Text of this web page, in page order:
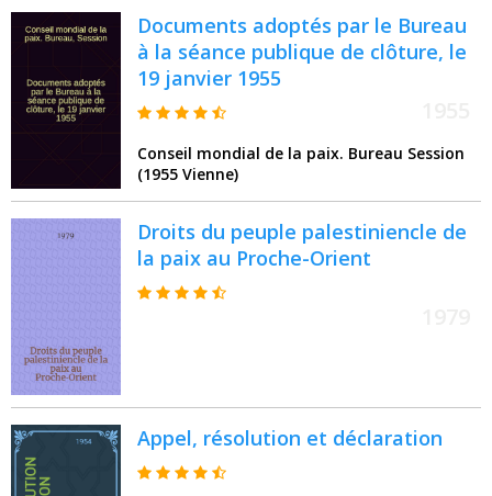
Documents adoptés par le Bureau
à la séance publique de clôture, le
19 janvier 1955
Conseil mondial de la paix. Bureau Session
(1955 Vienne)
Droits du peuple palestiniencle de
la paix au Proche-Orient
Appel, résolution et déclaration